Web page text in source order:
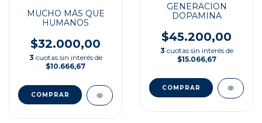
MUCHO MÁS QUE
HUMANOS
$32.000,00
3 cuotas sin interés de
$10.666,67
GENERACION
DOPAMINA
$45.200,00
3 cuotas sin interés de
$15.066,67